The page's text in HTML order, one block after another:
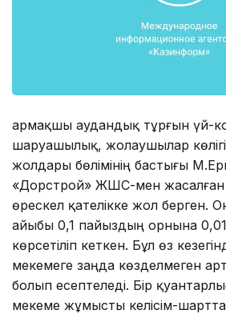
Қармақшы аудандық тұрғын үй-
шаруашылық, жолаушылар
жолдары бөлімінің бастығы
«Дорстрой» ЖШС-мен жасалған
өрескел қателікке жол берген.
айыбы 0,1 пайыздың орнына
көрсетіліп кеткен. Бұл өз
мекемеге заңда көзделмеген
болып есептеледі. Бір
мекеме жұмысты келісім-шартта